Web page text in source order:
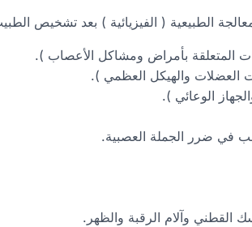
الطبيعية ( الفيزيائية ) بعد تشخيص
المتعلقة بأمراض ومشاكل الأعصاب ).
العضلات والهيكل العظمي ).
الوعائي ).
في ضرر الجملة العصبية.
القطني وآلام الرقبة والظهر.